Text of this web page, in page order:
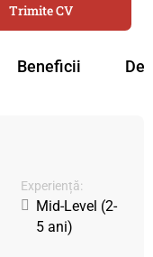
Beneficii
Trimite CV
Experiență:
Mid-Level (2-
5 ani)